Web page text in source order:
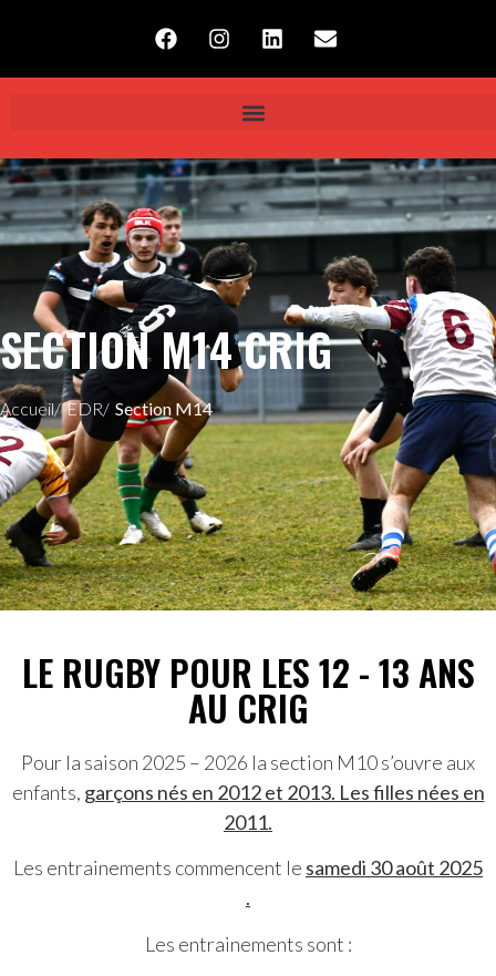
SECTION M14 CRIG
Accueil/ EDR/ Section M14
LE RUGBY POUR LES 12 - 13 ANS
AU CRIG
Pour la saison 2025 – 2026 la section M10 s’ouvre aux
enfants, garçons nés en 2012 et 2013. Les filles nées en
2011.
Les entrainements commencent le samedi 30 août 2025
.
Les entrainements sont :